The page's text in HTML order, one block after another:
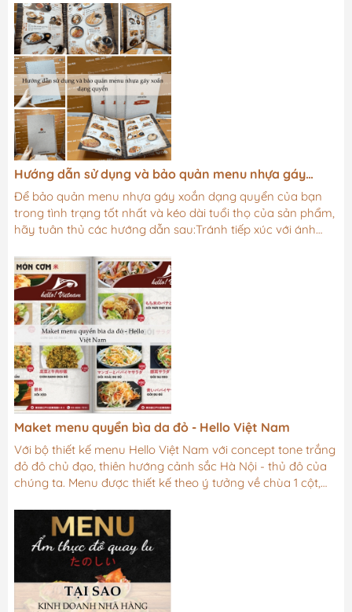
An xưa và nay kết hợp, những món ăn tại bếp mang đậm
sắc bản sắc món ăn đặc sản của Hội An.Màu sắc thiết kế
đa dạng theo yêu cầu của khách. Cho khách yêu chọn lựa
thoả máiThiết kế và không hạn chế lần sửa, đến khi ưng ý!
💚...
Hướng dẫn sử dụng và bảo quản menu nhựa gáy
xoắn dạng quyển
Để bảo quản menu nhựa gáy xoắn dạng quyển của bạn
trong tình trạng tốt nhất và kéo dài tuổi thọ của sản phẩm,
hãy tuân thủ các hướng dẫn sau:Tránh tiếp xúc với ánh
làm hỏng menu nhựa gáy xoắn. Hãy tránh để menu tiếp
xúc với ánh nắng trực tiếp hoặc nơi có nhiệt độ cao.Để
menu ở nơi mát mẻ và khô ráo: Để tránh tiếp xúc với độ
ẩm và nước, hãy bảo quản menu ở nơi khô ráo và thoáng
mát. Độ...
Maket menu quyển bìa da đỏ - Hello Việt Nam
Với bộ thiết kế menu Hello Việt Nam với concept tone trắng
đỏ đô chủ đạo, thiên hướng cảnh sắc Hà Nội - thủ đô của
chúng ta. Menu được thiết kế theo ý tưởng về chùa 1 cột,
cafe, bánh cuốn… mang đậm chất hương vị của quê hương
Việt Nam. Skynet One rất tự hào khi được hợp tác với
những Việt kiều nước ngoài, những anh em xa quê, nhưng
trong lòng của mỗi người vẫn luôn hướng về quê hương.
Hello Việt Nam muốn...